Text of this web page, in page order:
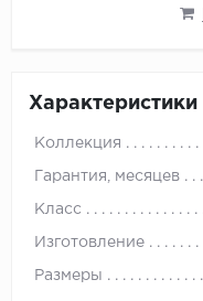
Характеристики
Коллекция
Гарантия, месяцев
Класс
Изготовление
Размеры